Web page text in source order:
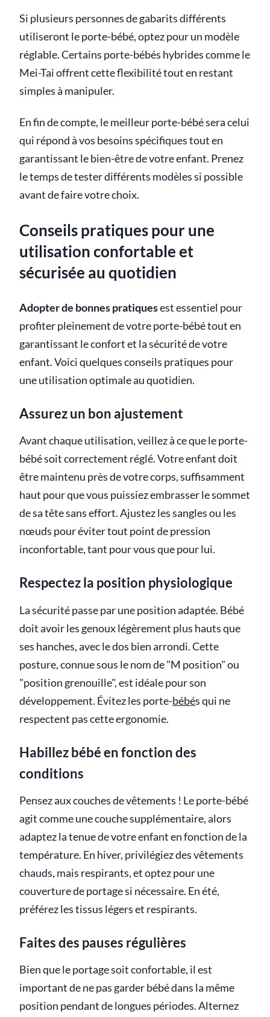
Si plusieurs personnes de gabarits différents
utiliseront le porte-bébé, optez pour un modèle
réglable. Certains porte-bébés hybrides comme le
Mei-Tai offrent cette flexibilité tout en restant
simples à manipuler.
En fin de compte, le meilleur porte-bébé sera celui
qui répond à vos besoins spécifiques tout en
garantissant le bien-être de votre enfant. Prenez
le temps de tester différents modèles si possible
avant de faire votre choix.
Conseils pratiques pour une
utilisation confortable et
sécurisée au quotidien
Adopter de bonnes pratiquesest essentiel pour
profiter pleinement de votre porte-bébé tout en
garantissant le confort et la sécurité de votre
enfant. Voici quelques conseils pratiques pour
une utilisation optimale au quotidien.
Assurez un bon ajustement
Avant chaque utilisation, veillez à ce que le porte-
bébé soit correctement réglé. Votre enfant doit
être maintenu près de votre corps, suffisamment
haut pour que vous puissiez embrasser le sommet
de sa tête sans effort. Ajustez les sangles ou les
nœuds pour éviter tout point de pression
inconfortable, tant pour vous que pour lui.
Respectez la position physiologique
La sécurité passe par une position adaptée. Bébé
doit avoir les genoux légèrement plus hauts que
ses hanches, avec le dos bien arrondi. Cette
posture, connue sous le nom de "M position" ou
"position grenouille", est idéale pour son
développement. Évitez les porte-bébés qui ne
respectent pas cette ergonomie.
Habillez bébé en fonction des
conditions
Pensez aux couches de vêtements ! Le porte-bébé
agit comme une couche supplémentaire, alors
adaptez la tenue de votre enfant en fonction de la
température. En hiver, privilégiez des vêtements
chauds, mais respirants, et optez pour une
couverture de portage si nécessaire. En été,
préférez les tissus légers et respirants.
Faites des pauses régulières
Bien que le portage soit confortable, il est
important de ne pas garder bébé dans la même
position pendant de longues périodes. Alternez